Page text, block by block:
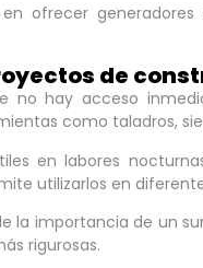
en ofrecer
de
no hay acceso
como taladros,
en labores
utilizarlos en
la importancia de un
rigurosas.